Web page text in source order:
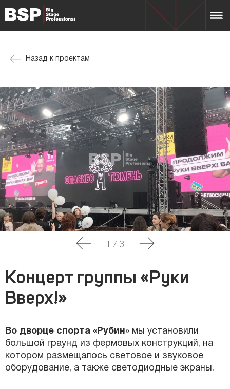
Назад к проектам
1 / 3
Концерт группы «Руки
Вверх!»
Во дворце спорта «Рубин» мы установили
большой граунд из фермовых конструкций, на
котором размещалось световое и звуковое
оборудование, а также светодиодные экраны.